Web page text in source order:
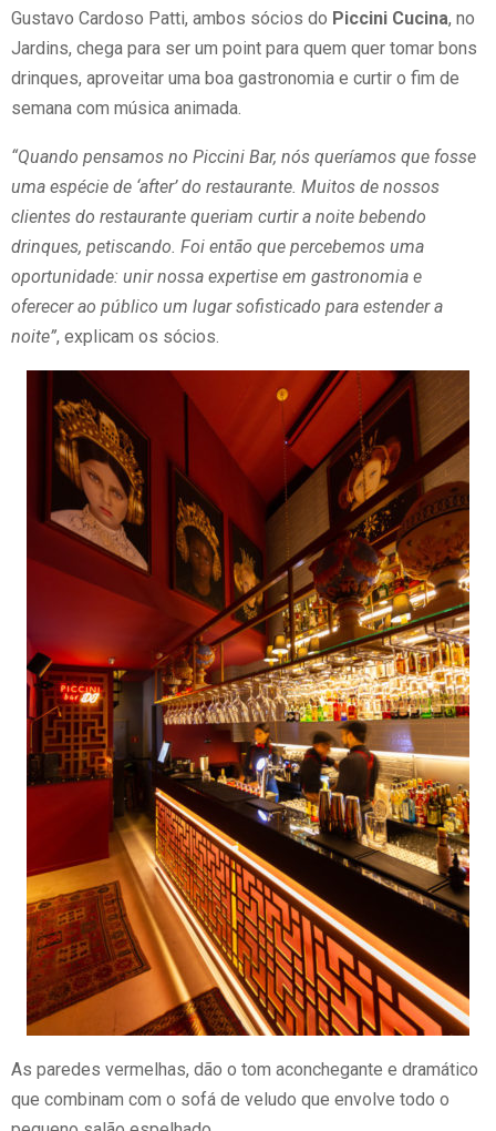
Gustavo Cardoso Patti, ambos sócios do Piccini Cucina, no
Jardins, chega para ser um point para quem quer tomar bons
drinques, aproveitar uma boa gastronomia e curtir o fim de
semana com música animada.
“Quando pensamos no Piccini Bar, nós queríamos que fosse
uma espécie de ‘after’ do restaurante. Muitos de nossos
clientes do restaurante queriam curtir a noite bebendo
drinques, petiscando. Foi então que percebemos uma
oportunidade: unir nossa expertise em gastronomia e
oferecer ao público um lugar sofisticado para estender a
noite”, explicam os sócios.
As paredes vermelhas, dão o tom aconchegante e dramático
que combinam com o sofá de veludo que envolve todo o